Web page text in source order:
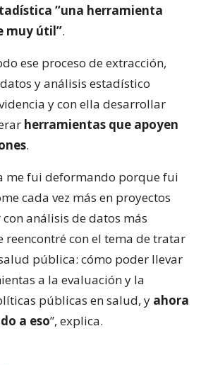
“una herramienta
muy útil”.
ese proceso de extracción,
y análisis estadístico
y con ella desarrollar
herramientas que apoyen
.
me fui deformando porque fui
cada vez más en proyectos
análisis de datos más
reencontré con el tema de tratar
pública: cómo poder llevar
a la evaluación y la
públicas en salud, y ahora
a eso”, explica.